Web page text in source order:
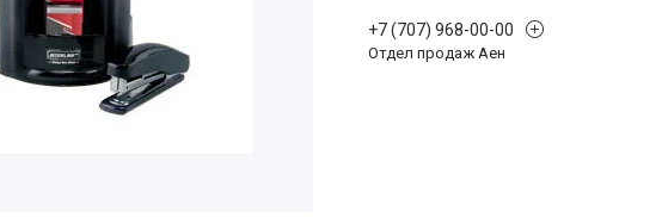
+7 (707) 968-00-00
Отдел продаж Аен